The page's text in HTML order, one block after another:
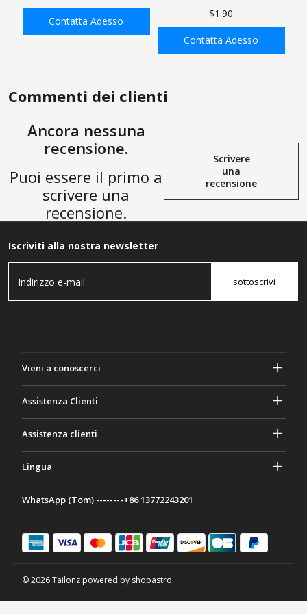
raccordo per tubo flessibile
Contatta Adesso
AGGIUNGI ALLA
Riparazione dell'estremità del
Tubo Riutilizzabile 3/8"
Barb（3/8" ID Tubo in
Poliuretano） x 1/4" NPT
$1.90
Contatta Adesso
Commenti dei clienti
Ancora nessuna
recensione.
Puoi essere il primo a
scrivere una
recensione.
Scrivere
una
recensione
Iscriviti alla nostra newsletter
sottoscrivi
Vieni a conoscerci
Termini e Condizioni
Assistenza Clienti
Contattaci
Assistenza clienti
Modalità di pagamento
Lingua
Français
日本語
Español
WhatsApp (Tom) --------+86 13772243201
© 2026 Tailonz powered by shopastro